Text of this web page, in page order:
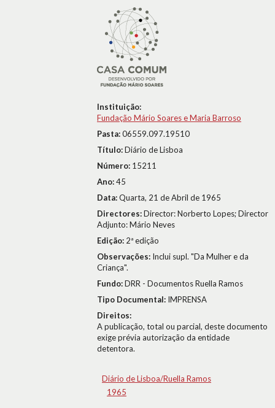
Instituição:
Fundação Mário Soares e Maria Barroso
Pasta:06559.097.19510
Título:Diário de Lisboa
Número: 15211
Ano:45
Data:Quarta, 21 de Abril de 1965
Directores:Director: Norberto Lopes; Director
Adjunto: Mário Neves
Edição: 2ª edição
Observações: Inclui supl. "Da Mulher e da
Criança".
Fundo:DRR - Documentos Ruella Ramos
Tipo Documental: IMPRENSA
Direitos:
A publicação, total ou parcial, deste documento
exige prévia autorização da entidade
detentora.
Diário de Lisboa/Ruella Ramos
1965